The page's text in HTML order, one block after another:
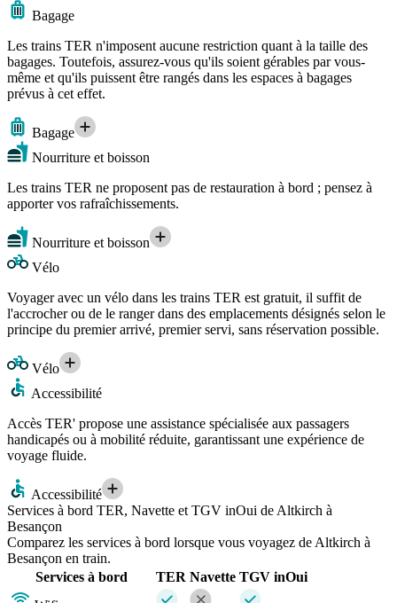
Bagage
Les trains TER n'imposent aucune restriction quant à la taille des
bagages. Toutefois, assurez-vous qu'ils soient gérables par vous-
même et qu'ils puissent être rangés dans les espaces à bagages
prévus à cet effet.
Bagage
Nourriture et boisson
Les trains TER ne proposent pas de restauration à bord ; pensez à
apporter vos rafraîchissements.
Nourriture et boisson
Vélo
Voyager avec un vélo dans les trains TER est gratuit, il suffit de
l'accrocher ou de le ranger dans des emplacements désignés selon le
principe du premier arrivé, premier servi, sans réservation possible.
Vélo
Accessibilité
Accès TER' propose une assistance spécialisée aux passagers
handicapés ou à mobilité réduite, garantissant une expérience de
voyage fluide.
Accessibilité
Services à bord TER, Navette et TGV inOui de Altkirch à
Besançon
Comparez les services à bord lorsque vous voyagez de Altkirch à
Besançon en train.
Services à bord
TER Navette TGV inOui